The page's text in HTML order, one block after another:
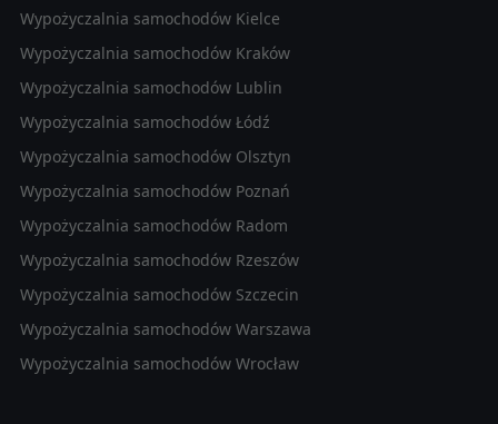
Wypożyczalnia samochodów Kielce
Wypożyczalnia samochodów Kraków
Wypożyczalnia samochodów Lublin
Wypożyczalnia samochodów Łódź
Wypożyczalnia samochodów Olsztyn
Wypożyczalnia samochodów Poznań
Wypożyczalnia samochodów Radom
Wypożyczalnia samochodów Rzeszów
Wypożyczalnia samochodów Szczecin
Wypożyczalnia samochodów Warszawa
Wypożyczalnia samochodów Wrocław